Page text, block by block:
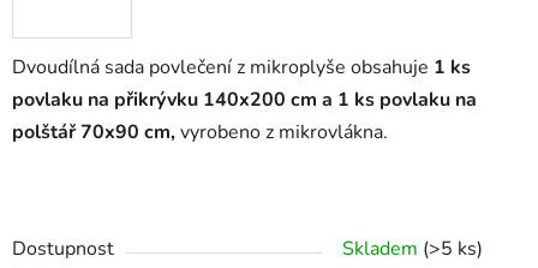
Dvoudílná sada povlečení z mikroplyše obsahuje 1 ks
povlaku na přikrývku 140x200 cm a 1 ks povlaku na
polštář 70x90 cm,vyrobeno z mikrovlákna.
Dostupnost Skladem (>5 ks)